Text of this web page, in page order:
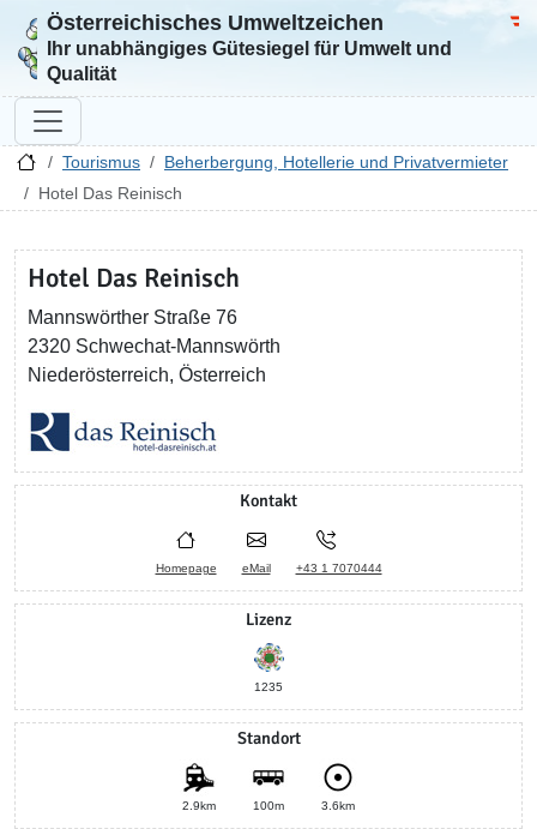
Zur Startseite
Österreichisches Umweltzeichen
Ihr unabhängiges Gütesiegel für Umwelt und
Qualität
Tourismus
Beherbergung, Hotellerie und Privatvermieter
Hotel Das Reinisch
Hotel Das Reinisch
Mannswörther Straße 76
2320 Schwechat-Mannswörth
Niederösterreich, Österreich
Kontakt
Homepage eMail +43 1 7070444
Lizenz
1235
Standort
2.9km 100m 3.6km